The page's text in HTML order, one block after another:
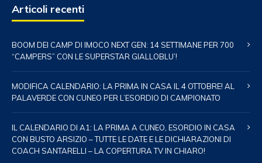
Articoli recenti
BOOM DEI CAMP DI IMOCO NEXT GEN: 14 SETTIMANE PER 700
“CAMPERS” CON LE SUPERSTAR GIALLOBLU’!
MODIFICA CALENDARIO: LA PRIMA IN CASA IL 4 OTTOBRE! AL
PALAVERDE CON CUNEO PER L’ESORDIO DI CAMPIONATO
IL CALENDARIO DI A1: LA PRIMA A CUNEO, ESORDIO IN CASA
CON BUSTO ARSIZIO – TUTTE LE DATE E LE DICHIARAZIONI DI
COACH SANTARELLI – LA COPERTURA TV IN CHIARO!